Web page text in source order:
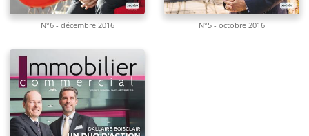
N°6 - décembre 2016 N°5 - octobre 2016